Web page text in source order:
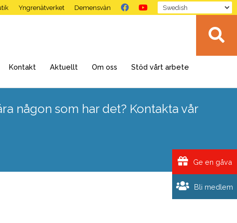
Yngrenätverket Demensvän
Kontakt Aktuellt Om oss Stöd vårt arbete
någon som har det? Kontakta vår
Bli medlem
Ge en gåva